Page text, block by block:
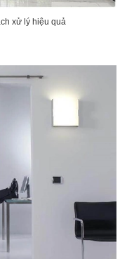
xử lý hiệu quả